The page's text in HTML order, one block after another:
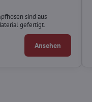
sind aus
gefertigt.
Ansehen